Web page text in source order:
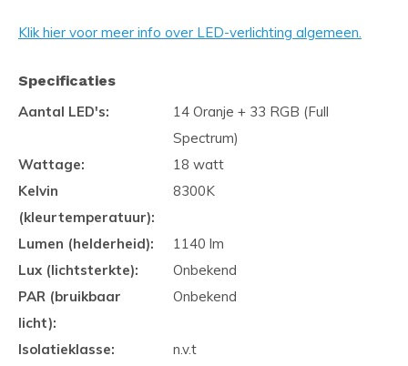
Klik hier voor meer info over LED-verlichting algemeen.
Specificaties
Aantal LED's:
14 Oranje + 33 RGB (Full
Spectrum)
Wattage:
18 watt
Kelvin
(kleurtemperatuur):
8300K
Lumen (helderheid):
1140 lm
Lux (lichtsterkte):
Onbekend
PAR (bruikbaar
licht):
Onbekend
Isolatieklasse:
n.v.t